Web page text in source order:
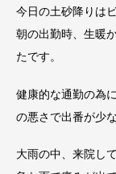
今日の土砂降りは
朝の出勤時、生暖
たです。
健康的な通勤の為
の悪さで出番が少
大雨の中、来院し